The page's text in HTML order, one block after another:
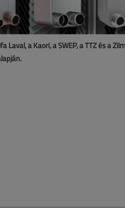
Laval, a Kaori, a SWEP, a TTZ és a